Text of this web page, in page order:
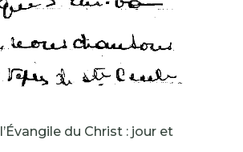
du Christ : jour et